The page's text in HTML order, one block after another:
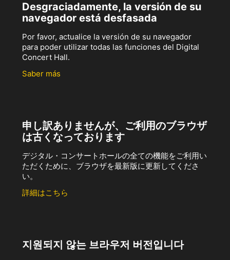
Desgraciadamente, la versión de su
navegador está desfasada
Por favor, actualice la versión de su navegador
para poder utilizar todas las funciones del Digital
Concert Hall.
Saber más
申し訳ありませんが、ご利用のブラウザ
は古くなっております
デジタル・コンサートホールの全ての機能をご利用い
ただくために、ブラウザを最新版に更新してくださ
い。
詳細はこちら
지원되지 않는 브라우저 버전입니다